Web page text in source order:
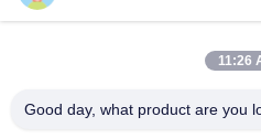
G
Thiết lập nổi Gạch sứ hiện đại
11:26
Good day, what product are you